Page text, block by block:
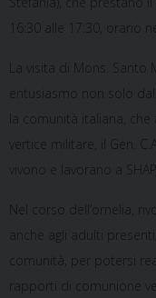
16:30 alle 17:30, orario
La visita di Mons. Santo
entusiasmo non solo
la comunità italiana,
vertice militare, il Gen.
vivono e lavorano a
Nel corso dell’omelia,
anche agli adulti
comunità, per potersi
rapporti di comunione